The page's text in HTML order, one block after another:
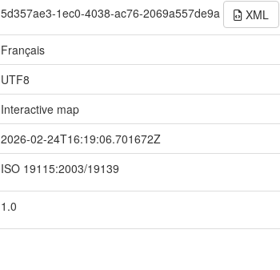
5d357ae3-1ec0-4038-ac76-2069a557de9a XML
Français
UTF8
Interactive map
2026-02-24T16:19:06.701672Z
ISO 19115:2003/19139
1.0